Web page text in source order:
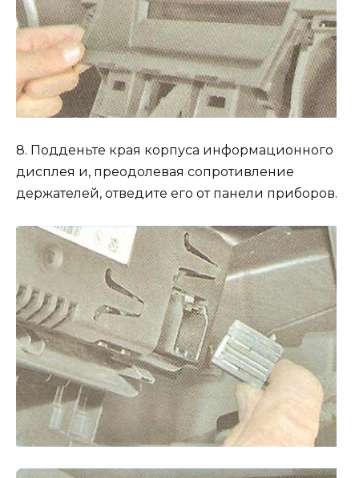
8. Подденьте края корпуса информационного
дисплея и, преодолевая сопротивление
держателей, отведите его от панели приборов.